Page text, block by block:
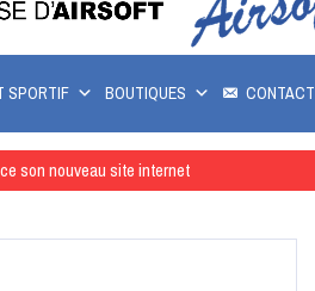
SPORTIF BOUTIQUES CONTACT
son nouveau site internet